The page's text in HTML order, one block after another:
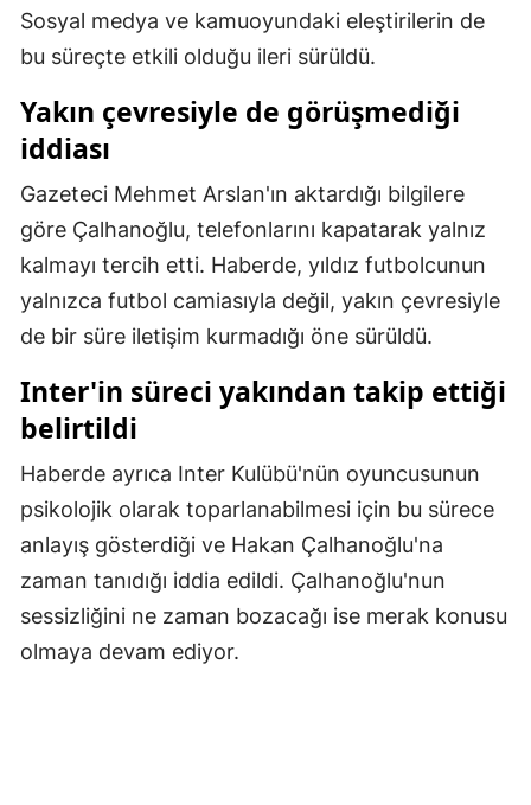
Kocaeli
Kütahya
Malatya
Manisa
Kahramanmaraş
Mardin
Muğla
Nevşehir
Niğde
Ordu
Rize
Sosyal medya ve kamuoyundaki eleştirilerin de
bu süreçte etkili olduğu ileri sürüldü.
Yakın çevresiyle de görüşmediği
iddiası
Gazeteci Mehmet Arslan'ın aktardığı bilgilere
göre Çalhanoğlu, telefonlarını kapatarak yalnız
kalmayı tercih etti. Haberde, yıldız futbolcunun
yalnızca futbol camiasıyla değil, yakın çevresiyle
de bir süre iletişim kurmadığı öne sürüldü.
Inter'in süreci yakından takip ettiği
belirtildi
Haberde ayrıca Inter Kulübü'nün oyuncusunun
psikolojik olarak toparlanabilmesi için bu sürece
anlayış gösterdiği ve Hakan Çalhanoğlu'na
zaman tanıdığı iddia edildi. Çalhanoğlu'nun
sessizliğini ne zaman bozacağı ise merak konusu
olmaya devam ediyor.